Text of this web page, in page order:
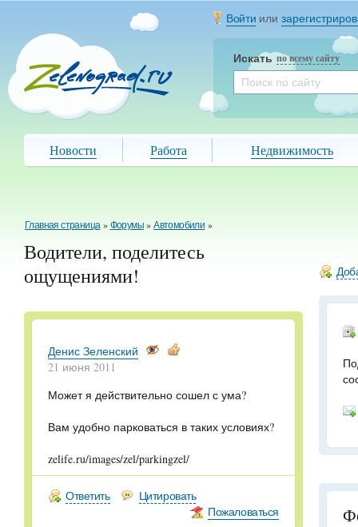
Войти или
Искать по всему сайту
Новости Работа Недвижимость
Главная страница »Форумы» Автомобили »
Водители, поделитесь
ощущениями!
Денис Зеленский
21 июня 2011
Может я действительно сошел с ума?
Вам удобно парковаться в таких условиях?
zelife.ru/images/zel/parkingzel/
Ответить
Цитировать
Пожаловаться